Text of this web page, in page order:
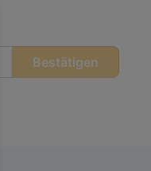
Bestätigen